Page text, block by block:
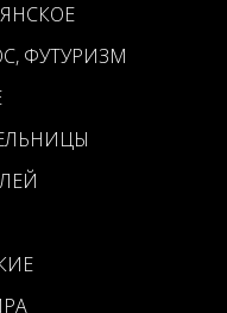
ФУТУРИЗМ